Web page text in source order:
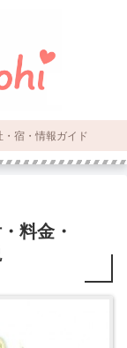
宿・情報ガイド
料金・